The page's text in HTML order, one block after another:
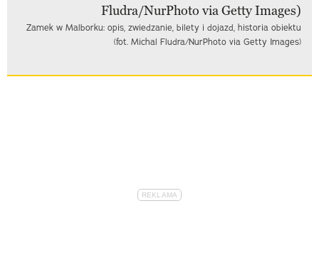
Zamek w Malborku: opis, zwiedzanie, bilety i dojazd, historia obiektu
(fot. Michal Fludra/NurPhoto via Getty Images)